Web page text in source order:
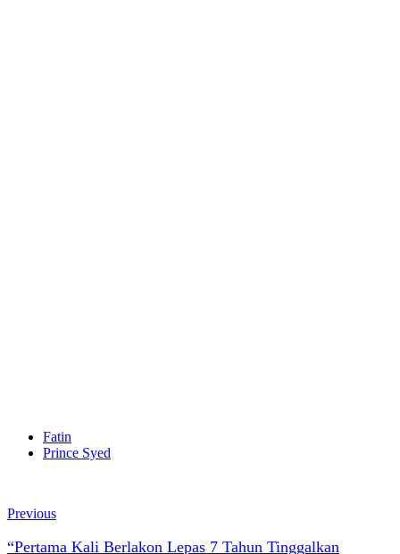
Fatin
Prince Syed
Previous
“Pertama Kali Berlakon Lepas 7 Tahun Tinggalkan